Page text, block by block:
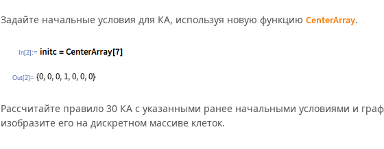
Задайте начальные условия для КА, используя новую функцию CenterArray.
In[2]:=
Out[2]=
Рассчитайте правило 30 КА с указанными ранее начальными условиями и
изобразите его на дискретном массиве клеток.